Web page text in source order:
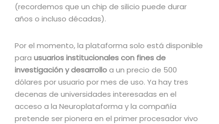
(recordemos que un chip de silicio puede durar
años o incluso décadas).
Por el momento, la plataforma solo está disponible
para usuarios institucionales con fines de
investigación y desarrolloa un precio de 500
dólares por usuario por mes de uso. Ya hay tres
decenas de universidades interesadas en el
acceso a la Neuroplataforma y la compañía
pretende ser pionera en el primer procesador vivo